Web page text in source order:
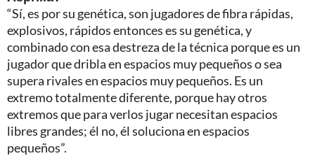
“Sí, es por su genética, son jugadores de fibra rápidas,
explosivos, rápidos entonces es su genética, y
combinado con esa destreza de la técnica porque es un
jugador que dribla en espacios muy pequeños o sea
supera rivales en espacios muy pequeños. Es un
extremo totalmente diferente, porque hay otros
extremos que para verlos jugar necesitan espacios
libres grandes; él no, él soluciona en espacios
pequeños”.